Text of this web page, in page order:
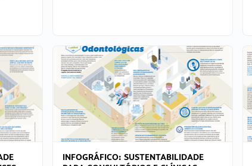
INFOGRÁFICO: SUSTENTABILIDADE